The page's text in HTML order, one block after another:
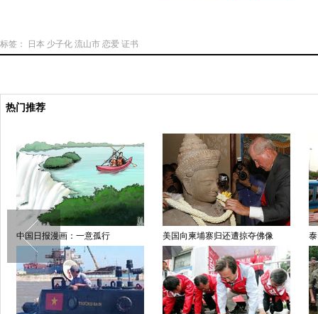
标签： 日本 少子化 流山市 恋爱 证书
热门推荐
中国日报漫画：一意孤行 美国向柬埔寨归还遭掠夺佛像